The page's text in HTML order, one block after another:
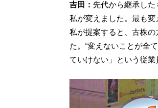
吉田： 先代から継承し
私が変えました。最も
私が提案すると、古株
た。“変えないことが全
ていけない」という従業